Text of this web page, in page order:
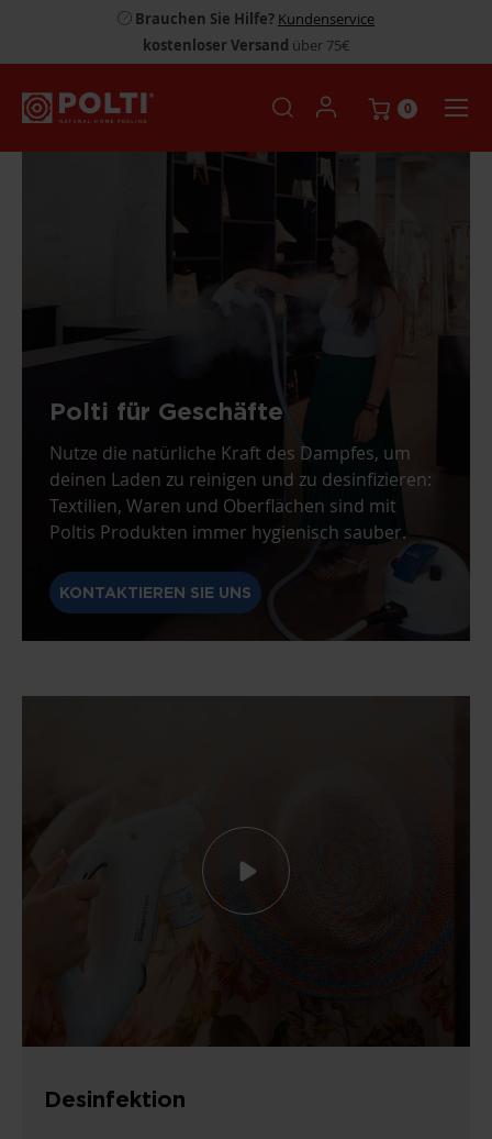
Brauchen Sie Hilfe? Kundenservice
kostenloser Versand über 75€
0
Polti für Geschäfte
Nutze die natürliche Kraft des Dampfes, um
deinen Laden zu reinigen und zu desinfizieren:
Textilien, Waren und Oberflächen sind mit
Poltis Produkten immer hygienisch sauber.
KONTAKTIEREN SIE UNS
Desinfektion